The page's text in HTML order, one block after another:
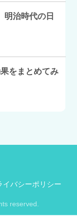
明治時代の日
をまとめてみ
イバシーポリシー
reserved.